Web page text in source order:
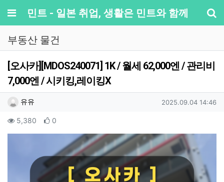
메뉴민트 - 일본 취업, 생활은 민트와 함께
부동산 물건
[오사카][MDOS240071] 1K / 월세 62,000엔 / 관리비
7,000엔 / 시키킹,레이킹X
작성자 정보
유유 작성일
2025.09.04 14:46
컨텐츠 정보
5,380 조회 0